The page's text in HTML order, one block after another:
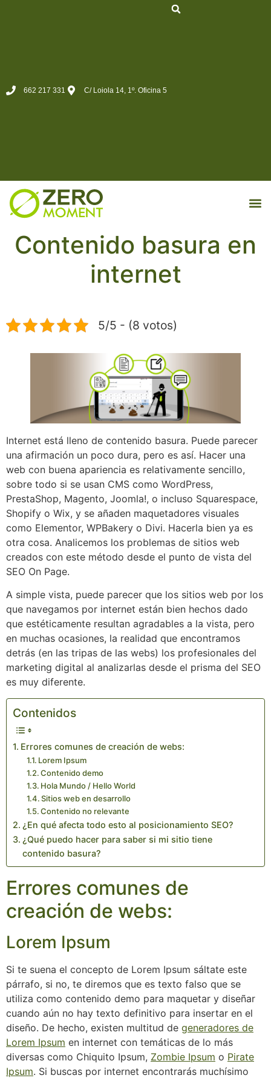
662 217 331 C/ Loiola 14, 1º. Oficina 5
Contenido basura en
internet
5/5 - (8 votos)
Internet está lleno de contenido basura. Puede parecer
una afirmación un poco dura, pero es así. Hacer una
web con buena apariencia es relativamente sencillo,
sobre todo si se usan CMS como WordPress,
PrestaShop, Magento, Joomla!, o incluso Squarespace,
Shopify o Wix, y se añaden maquetadores visuales
como Elementor, WPBakery o Divi. Hacerla bien ya es
otra cosa. Analicemos los problemas de sitios web
creados con este método desde el punto de vista del
SEO On Page.
A simple vista, puede parecer que los sitios web por los
que navegamos por internet están bien hechos dado
que estéticamente resultan agradables a la vista, pero
en muchas ocasiones, la realidad que encontramos
detrás (en las tripas de las webs) los profesionales del
marketing digital al analizarlas desde el prisma del SEO
es muy diferente.
Contenidos
Errores comunes de creación de webs:
Lorem Ipsum
Contenido demo
Hola Mundo / Hello World
Sitios web en desarrollo
Contenido no relevante
¿En qué afecta todo esto al posicionamiento SEO?
¿Qué puedo hacer para saber si mi sitio tiene
contenido basura?
Errores comunes de
creación de webs:
Lorem Ipsum
Si te suena el concepto de Lorem Ipsum sáltate este
párrafo, si no, te diremos que es texto falso que se
utiliza como contenido demo para maquetar y diseñar
cuando aún no hay texto definitivo para insertar en el
diseño. De hecho, existen multitud de generadores de
Lorem Ipsum en internet con temáticas de lo más
diversas como Chiquito Ipsum, Zombie Ipsum o Pirate
Ipsum. Si buscas por internet encontrarás muchísimo